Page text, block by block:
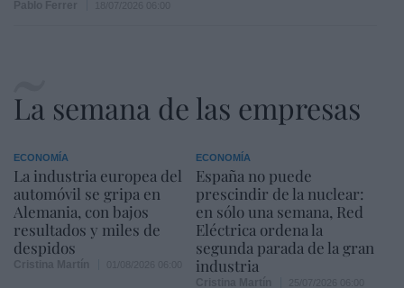
La semana de las empresas
ECONOMÍA
La industria europea del
automóvil se gripa en
Alemania, con bajos
resultados y miles de
despidos
ECONOMÍA
España no puede
prescindir de la nuclear:
en sólo una semana, Red
Eléctrica ordena la
segunda parada de la gran
industria